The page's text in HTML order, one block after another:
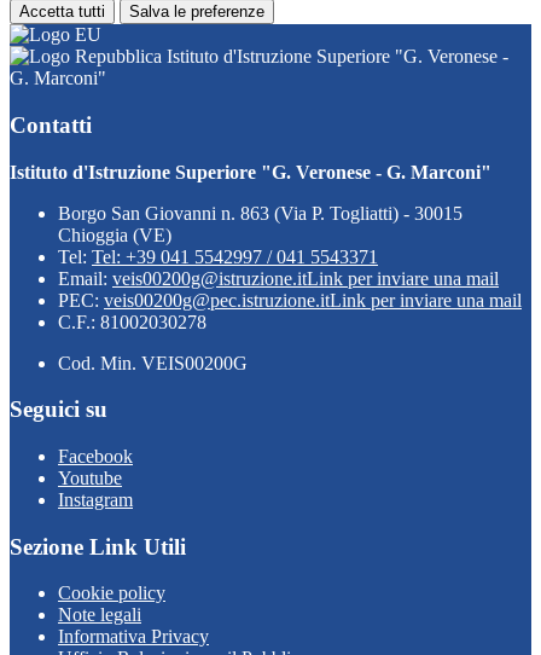
Accetta tutti Salva le preferenze
Istituto d'Istruzione Superiore "G. Veronese -
G. Marconi"
Contatti
Istituto d'Istruzione Superiore "G. Veronese - G. Marconi"
Borgo San Giovanni n. 863 (Via P. Togliatti) - 30015
Chioggia (VE)
Tel: Tel: +39 041 5542997 / 041 5543371
Email: veis00200g@istruzione.itLink per inviare una mail
PEC: veis00200g@pec.istruzione.itLink per inviare una mail
C.F.: 81002030278
Cod. Min. VEIS00200G
Seguici su
Facebook
Youtube
Instagram
Sezione Link Utili
Cookie policy
Note legali
Informativa Privacy